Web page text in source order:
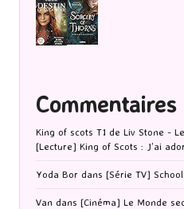
Commentaires
King of scots T1 de Liv Stone -
[Lecture] King of Scots : J’ai
Yoda Bor dans [Série TV]
Van dans [Cinéma] Le Monde